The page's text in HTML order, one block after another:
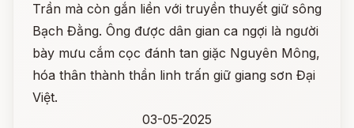
Trần mà còn gắn liền với truyền thuyết giữ sông
Bạch Đằng. Ông được dân gian ca ngợi là người
bày mưu cắm cọc đánh tan giặc Nguyên Mông,
hóa thân thành thần linh trấn giữ giang sơn Đại
Việt.
03-05-2025